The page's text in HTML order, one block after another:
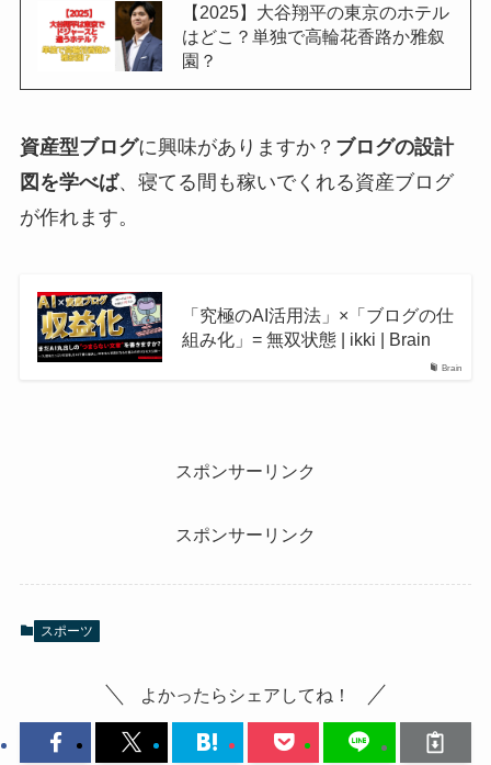
【2025】大谷翔平の東京のホテル
はどこ？単独で高輪花香路か雅叙
園？
資産型ブログに興味がありますか？ ブログの設計
図を学べば、寝てる間も稼いでくれる資産ブログ
が作れます。
Brain
「究極のAI活用法」×「ブログの仕
組み化」= 無双状態 | ikki | Brain
スポンサーリンク
スポンサーリンク
スポーツ
よかったらシェアしてね！